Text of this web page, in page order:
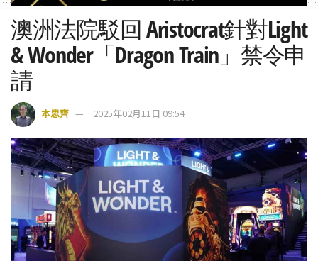
澳洲法院駁回 Aristocrat針對Light
& Wonder「Dragon Train」禁令申
請
本思齊 2025年02月11日 09:54